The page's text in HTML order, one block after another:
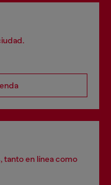
tanto en línea como